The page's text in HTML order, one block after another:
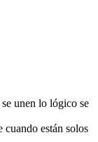
unen lo lógico se
cuando están solos